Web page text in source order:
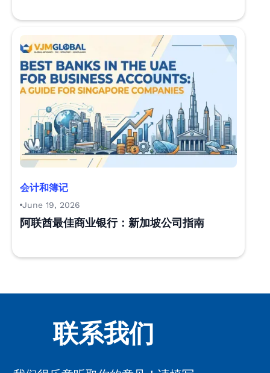
会计和簿记
June 19, 2026
阿联酋最佳商业银行：新加坡公司指南
联系我们